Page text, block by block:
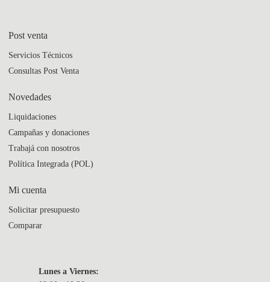
Post venta
Servicios Técnicos
Consultas Post Venta
Novedades
Liquidaciones
Campañas y donaciones
Trabajá con nosotros
Política Integrada (POL)
Mi cuenta
Solicitar presupuesto
Comparar
Lunes a Viernes: